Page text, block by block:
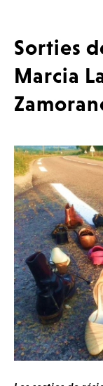
Sorties
Marcia